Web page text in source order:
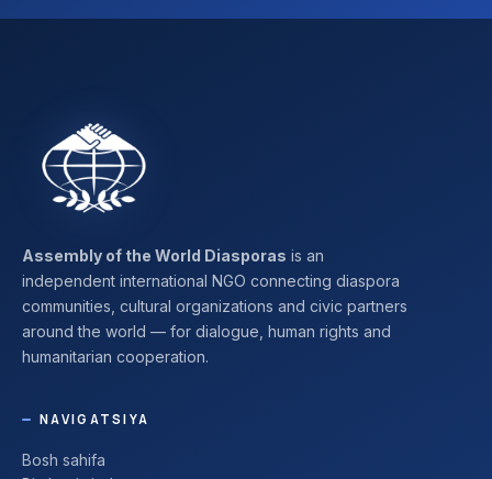
Assembly of the World Diasporas is an
independent international NGO connecting diaspora
communities, cultural organizations and civic partners
around the world — for dialogue, human rights and
humanitarian cooperation.
NAVIGATSIYA
Bosh sahifa